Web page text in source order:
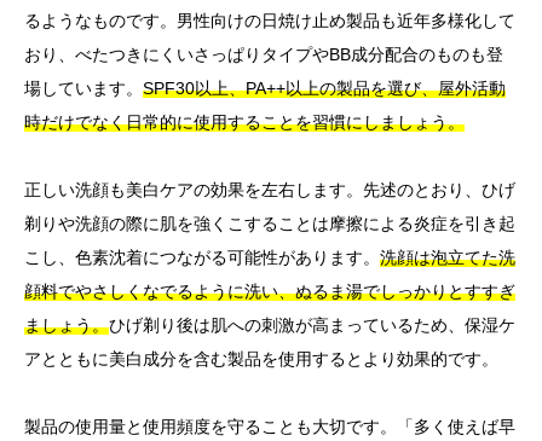
るようなものです。男性向けの日焼け止め製品も近年多様化して
おり、べたつきにくいさっぱりタイプやBB成分配合のものも登
場しています。 SPF30以上、PA++以上の製品を選び、屋外活動
時だけでなく日常的に使用することを習慣にしましょう。
正しい洗顔も美白ケアの効果を左右します。先述のとおり、ひげ
剃りや洗顔の際に肌を強くこすることは摩擦による炎症を引き起
こし、色素沈着につながる可能性があります。 洗顔は泡立てた洗
顔料でやさしくなでるように洗い、ぬるま湯でしっかりとすすぎ
ましょう。ひげ剃り後は肌への刺激が高まっているため、保湿ケ
アとともに美白成分を含む製品を使用するとより効果的です。
製品の使用量と使用頻度を守ることも大切です。「多く使えば早